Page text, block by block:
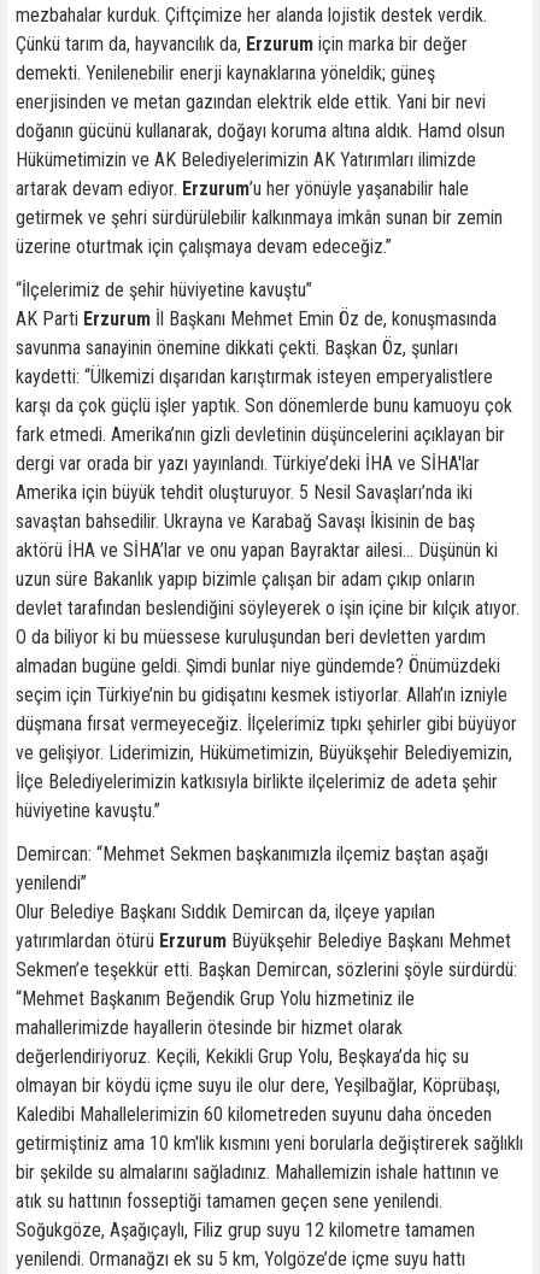
mezbahalar kurduk. Çiftçimize her alanda lojistik destek verdik.
Çünkü tarım da, hayvancılık da, Erzurum için marka bir değer
demekti. Yenilenebilir enerji kaynaklarına yöneldik; güneş
enerjisinden ve metan gazından elektrik elde ettik. Yani bir nevi
doğanın gücünü kullanarak, doğayı koruma altına aldık. Hamd olsun
Hükümetimizin ve AK Belediyelerimizin AK Yatırımları ilimizde
artarak devam ediyor. Erzurum’u her yönüyle yaşanabilir hale
getirmek ve şehri sürdürülebilir kalkınmaya imkân sunan bir zemin
üzerine oturtmak için çalışmaya devam edeceğiz.”
“İlçelerimiz de şehir hüviyetine kavuştu”
AK Parti Erzurum İl Başkanı Mehmet Emin Öz de, konuşmasında
savunma sanayinin önemine dikkati çekti. Başkan Öz, şunları
kaydetti: “Ülkemizi dışarıdan karıştırmak isteyen emperyalistlere
karşı da çok güçlü işler yaptık. Son dönemlerde bunu kamuoyu çok
fark etmedi. Amerika’nın gizli devletinin düşüncelerini açıklayan bir
dergi var orada bir yazı yayınlandı. Türkiye’deki İHA ve SİHA'lar
Amerika için büyük tehdit oluşturuyor. 5 Nesil Savaşları’nda iki
savaştan bahsedilir. Ukrayna ve Karabağ Savaşı İkisinin de baş
aktörü İHA ve SİHA’lar ve onu yapan Bayraktar ailesi... Düşünün ki
uzun süre Bakanlık yapıp bizimle çalışan bir adam çıkıp onların
devlet tarafından beslendiğini söyleyerek o işin içine bir kılçık atıyor.
O da biliyor ki bu müessese kuruluşundan beri devletten yardım
almadan bugüne geldi. Şimdi bunlar niye gündemde? Önümüzdeki
seçim için Türkiye’nin bu gidişatını kesmek istiyorlar. Allah’ın izniyle
düşmana fırsat vermeyeceğiz. İlçelerimiz tıpkı şehirler gibi büyüyor
ve gelişiyor. Liderimizin, Hükümetimizin, Büyükşehir Belediyemizin,
İlçe Belediyelerimizin katkısıyla birlikte ilçelerimiz de adeta şehir
hüviyetine kavuştu.”
Demircan: “Mehmet Sekmen başkanımızla ilçemiz baştan aşağı
yenilendi”
Olur Belediye Başkanı Sıddık Demircan da, ilçeye yapılan
yatırımlardan ötürü Erzurum Büyükşehir Belediye Başkanı Mehmet
Sekmen’e teşekkür etti. Başkan Demircan, sözlerini şöyle sürdürdü:
“Mehmet Başkanım Beğendik Grup Yolu hizmetiniz ile
mahallerimizde hayallerin ötesinde bir hizmet olarak
değerlendiriyoruz. Keçili, Kekikli Grup Yolu, Beşkaya’da hiç su
olmayan bir köydü içme suyu ile olur dere, Yeşilbağlar, Köprübaşı,
Kaledibi Mahallelerimizin 60 kilometreden suyunu daha önceden
getirmiştiniz ama 10 km'lik kısmını yeni borularla değiştirerek sağlıklı
bir şekilde su almalarını sağladınız. Mahallemizin ishale hattının ve
atık su hattının fosseptiği tamamen geçen sene yenilendi.
Soğukgöze, Aşağıçaylı, Filiz grup suyu 12 kilometre tamamen
yenilendi. Ormanağzı ek su 5 km, Yolgöze’de içme suyu hattı